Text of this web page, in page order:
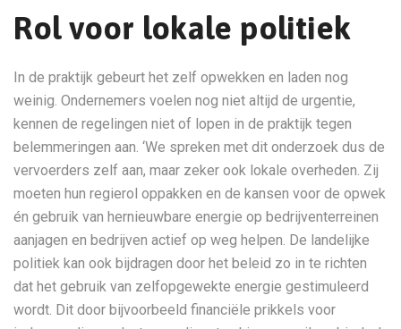
Rol voor lokale politiek
In de praktijk gebeurt het zelf opwekken en laden nog
weinig. Ondernemers voelen nog niet altijd de urgentie,
kennen de regelingen niet of lopen in de praktijk tegen
belemmeringen aan. ‘We spreken met dit onderzoek dus de
vervoerders zelf aan, maar zeker ook lokale overheden. Zij
moeten hun regierol oppakken en de kansen voor de opwek
én gebruik van hernieuwbare energie op bedrijventerreinen
aanjagen en bedrijven actief op weg helpen. De landelijke
politiek kan ook bijdragen door het beleid zo in te richten
dat het gebruik van zelfopgewekte energie gestimuleerd
wordt. Dit door bijvoorbeeld financiële prikkels voor